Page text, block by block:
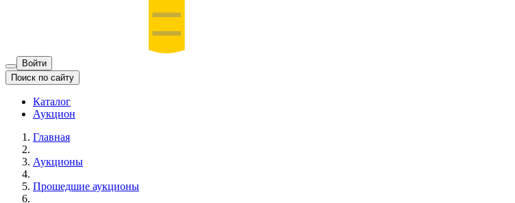
Войти
Поиск по сайту
Каталог
Аукцион
Главная
Аукционы
Прошедшие аукционы